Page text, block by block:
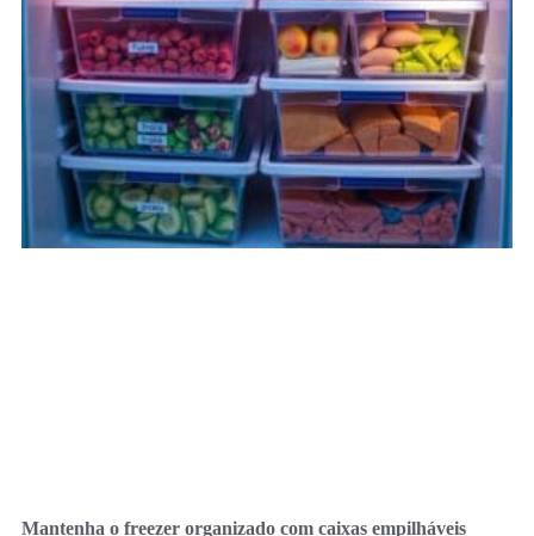
Mantenha o freezer organizado com caixas empilháveis